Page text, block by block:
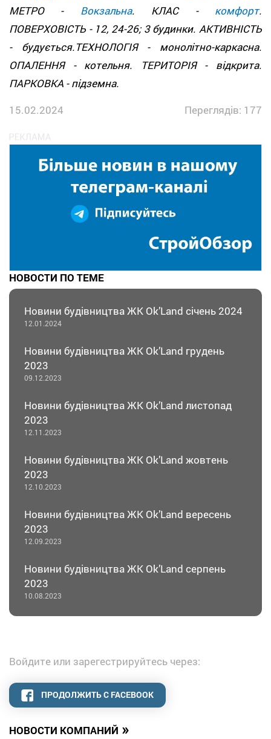
НОВОСТИ КОМПАНИЙ »
МЕТРО - Вокзальна. КЛАС - комфорт.
ПОВЕРХОВІСТЬ - 12, 24-26; 3 будинки. АКТИВНІСТЬ
- будується.ТЕХНОЛОГІЯ - монолітно-каркасна.
ОПАЛЕННЯ - котельня. ТЕРИТОРІЯ - відкрита.
ПАРКОВКА - підземна.
15.02.2024
Переглядів: 177
НОВОСТИ ПО ТЕМЕ
Новини будівництва ЖК Оk’Land січень 2024
12.01.2024
Новини будівництва ЖК Оk’Land грудень
2023
09.12.2023
Новини будівництва ЖК Оk’Land листопад
2023
12.11.2023
Новини будівництва ЖК Оk’Land жовтень
2023
12.10.2023
Новини будівництва ЖК Оk’Land вересень
2023
12.09.2023
Новини будівництва ЖК Оk’Land серпень
2023
10.08.2023
Войдите или зарегестрируйтесь через:
ПРОДОЛЖИТЬ С FACEBOOK